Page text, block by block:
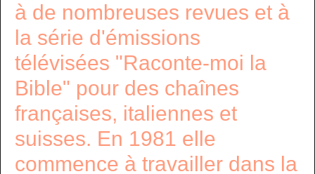
à de nombreuses revues et à
la série d'émissions
télévisées "Raconte-moi la
Bible" pour des chaînes
françaises, italiennes et
suisses. En 1981 elle
commence à travailler dans la